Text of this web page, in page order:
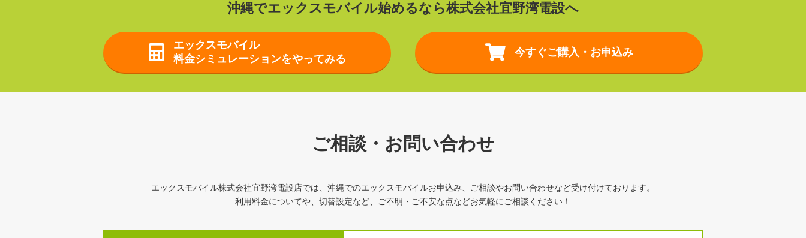
沖縄でエックスモバイル始めるなら株式会社宜野湾電設へ
エックスモバイル
料金シミュレーションをやってみる
今すぐご購入・お申込み
ご相談・お問い合わせ
エックスモバイル株式会社宜野湾電設店では、沖縄でのエックスモバイルお申込み、ご相談やお問い合わせなど受け付けております。
利用料金についてや、切替設定など、ご不明・ご不安な点などお気軽にご相談ください！